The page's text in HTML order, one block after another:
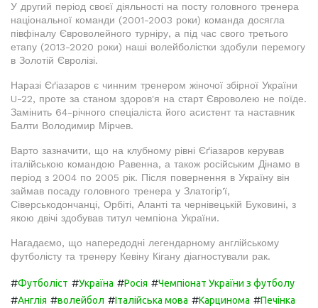
У другий період своєї діяльності на посту головного тренера
національної команди (2001-2003 роки) команда досягла
півфіналу Євроволейного турніру, а під час свого третього
етапу (2013-2020 роки) наші волейболістки здобули перемогу
в Золотій Євролізі.
Наразі Єґіазаров є чинним тренером жіночої збірної України
U-22, проте за станом здоров'я на старт Євроволею не поїде.
Замінить 64-річного спеціаліста його асистент та наставник
Балти Володимир Мірчев.
Варто зазначити, що на клубному рівні Єґіазаров керував
італійською командою Равенна, а також російським Дінамо в
період з 2004 по 2005 рік. Після повернення в Україну він
займав посаду головного тренера у Златогір'ї,
Сіверськодончанці, Орбіті, Аланті та чернівецькій Буковині, з
якою двічі здобував титул чемпіона України.
Нагадаємо, що напередодні легендарному англійському
футболісту та тренеру Кевіну Кігану діагностували рак.
#Футболіст #Україна #Росія #Чемпіонат України з футболу
#Англія #волейбол #Італійська мова #Карцинома #Печінка